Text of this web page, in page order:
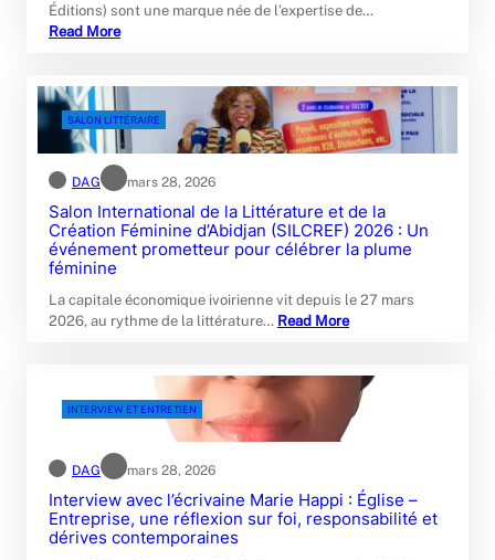
Éditions) sont une marque née de l’expertise de…
Read More
SALON LITTÉRAIRE
DAG mars 28, 2026
Salon International de la Littérature et de la
Création Féminine d’Abidjan (SILCREF) 2026 : Un
événement prometteur pour célébrer la plume
féminine
La capitale économique ivoirienne vit depuis le 27 mars
2026, au rythme de la littérature… Read More
INTERVIEW ET ENTRETIEN
DAG mars 28, 2026
Interview avec l’écrivaine Marie Happi : Église –
Entreprise, une réflexion sur foi, responsabilité et
dérives contemporaines